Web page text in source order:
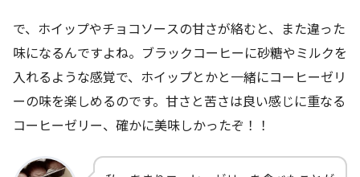
で、ホイップやチョコソースの甘さが絡むと、また違った
味になるんですよね。ブラックコーヒーに砂糖やミルクを
入れるような感覚で、ホイップとかと一緒にコーヒーゼリ
ーの味を楽しめるのです。甘さと苦さは良い感じに重なる
コーヒーゼリー、確かに美味しかったぞ！！